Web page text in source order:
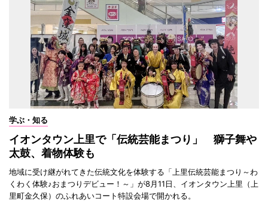
学ぶ・知る
イオンタウン上里で「伝統芸能まつり」 獅子舞や
太鼓、着物体験も
地域に受け継がれてきた伝統文化を体験する「上里伝統芸能まつり～わ
くわく体験♪おまつりデビュー！～」が8月11日、イオンタウン上里（上
里町金久保）のふれあいコート特設会場で開かれる。